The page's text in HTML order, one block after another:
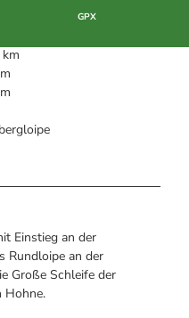
GPX
Einstieg an der
Rundloipe an der
Große Schleife der
Hohne.